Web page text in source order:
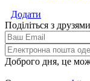
Додати
Поділіться з друзями
Доброго дня, це